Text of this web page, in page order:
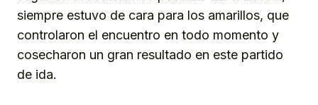
siempre estuvo de cara para los amarillos, que
controlaron el encuentro en todo momento y
cosecharon un gran resultado en este partido
de ida.